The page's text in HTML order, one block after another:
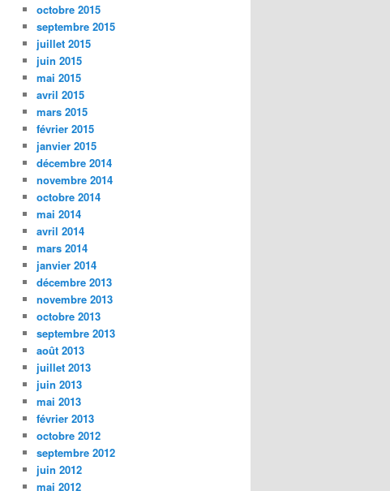
octobre 2015
septembre 2015
juillet 2015
juin 2015
mai 2015
avril 2015
mars 2015
février 2015
janvier 2015
décembre 2014
novembre 2014
octobre 2014
mai 2014
avril 2014
mars 2014
janvier 2014
décembre 2013
novembre 2013
octobre 2013
septembre 2013
août 2013
juillet 2013
juin 2013
mai 2013
février 2013
octobre 2012
septembre 2012
juin 2012
mai 2012